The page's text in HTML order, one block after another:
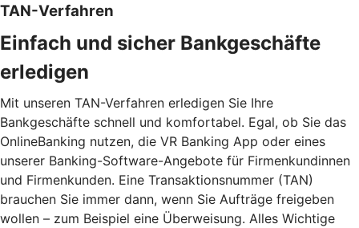
TAN-Verfahren
Einfach und sicher Bankgeschäfte
erledigen
Mit unseren TAN-Verfahren erledigen Sie Ihre
Bankgeschäfte schnell und komfortabel. Egal, ob Sie das
OnlineBanking nutzen, die VR Banking App oder eines
unserer Banking-Software-Angebote für Firmenkundinnen
und Firmenkunden. Eine Transaktionsnummer (TAN)
brauchen Sie immer dann, wenn Sie Aufträge freigeben
wollen – zum Beispiel eine Überweisung. Alles Wichtige